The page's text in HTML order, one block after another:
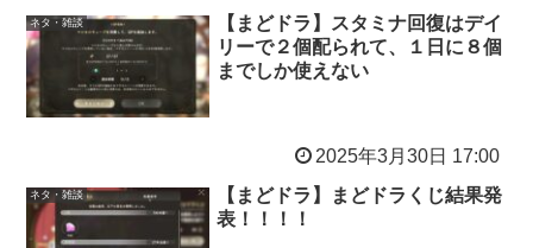
ネタ・雑談
【まどドラ】スタミナ回復はデイ
リーで２個配られて、１日に８個
までしか使えない
2025年3月30日 17:00
ネタ・雑談
【まどドラ】まどドラくじ結果発
表！！！！